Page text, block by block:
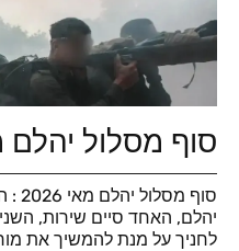
סוף מסלול יהלם מאי
יהלם, האחד סיים שירות,
לחניך על מנת להמשיך את